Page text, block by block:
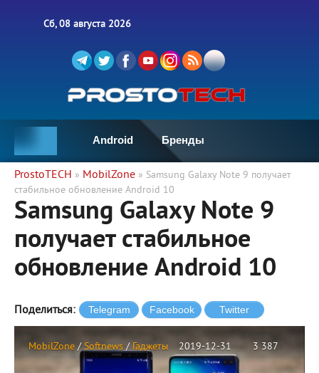
Сб, 08 августа 2026
Android Бренды
ProstoTECH » MobilZone » Samsung Galaxy Note 9 получает
стабильное обновление Android 10
Samsung Galaxy Note 9
получает стабильное
обновление Android 10
Поделиться:
MobilZone/Softnews/Гаджеты 2019-12-31 3 387